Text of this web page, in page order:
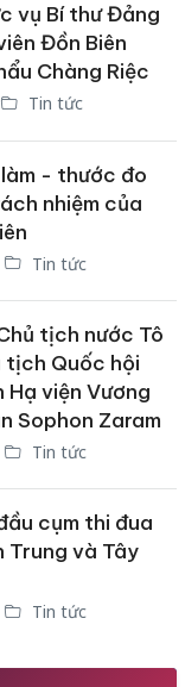
vụ Bí thư Đảng
Đồn Biên
Chàng Riệc
Tin tức
- thước đo
nhiệm của
Tin tức
tịch nước Tô
tịch Quốc hội
Hạ viện Vương
Sophon Zaram
Tin tức
cụm thi đua
Trung và Tây
Tin tức